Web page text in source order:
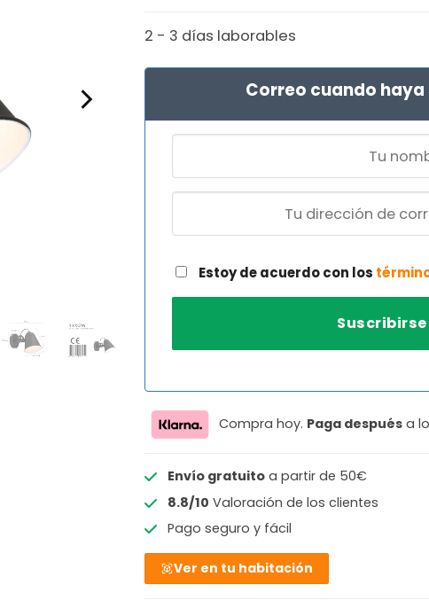
2 - 3 días laborables
Correo cuando
Estoy de acuerdo con los
Compra hoy. Paga después a
Envío gratuitoa partir de 50€
8.8/10 Valoración de los clientes
Pago seguro y fácil
Ver en tu habitación